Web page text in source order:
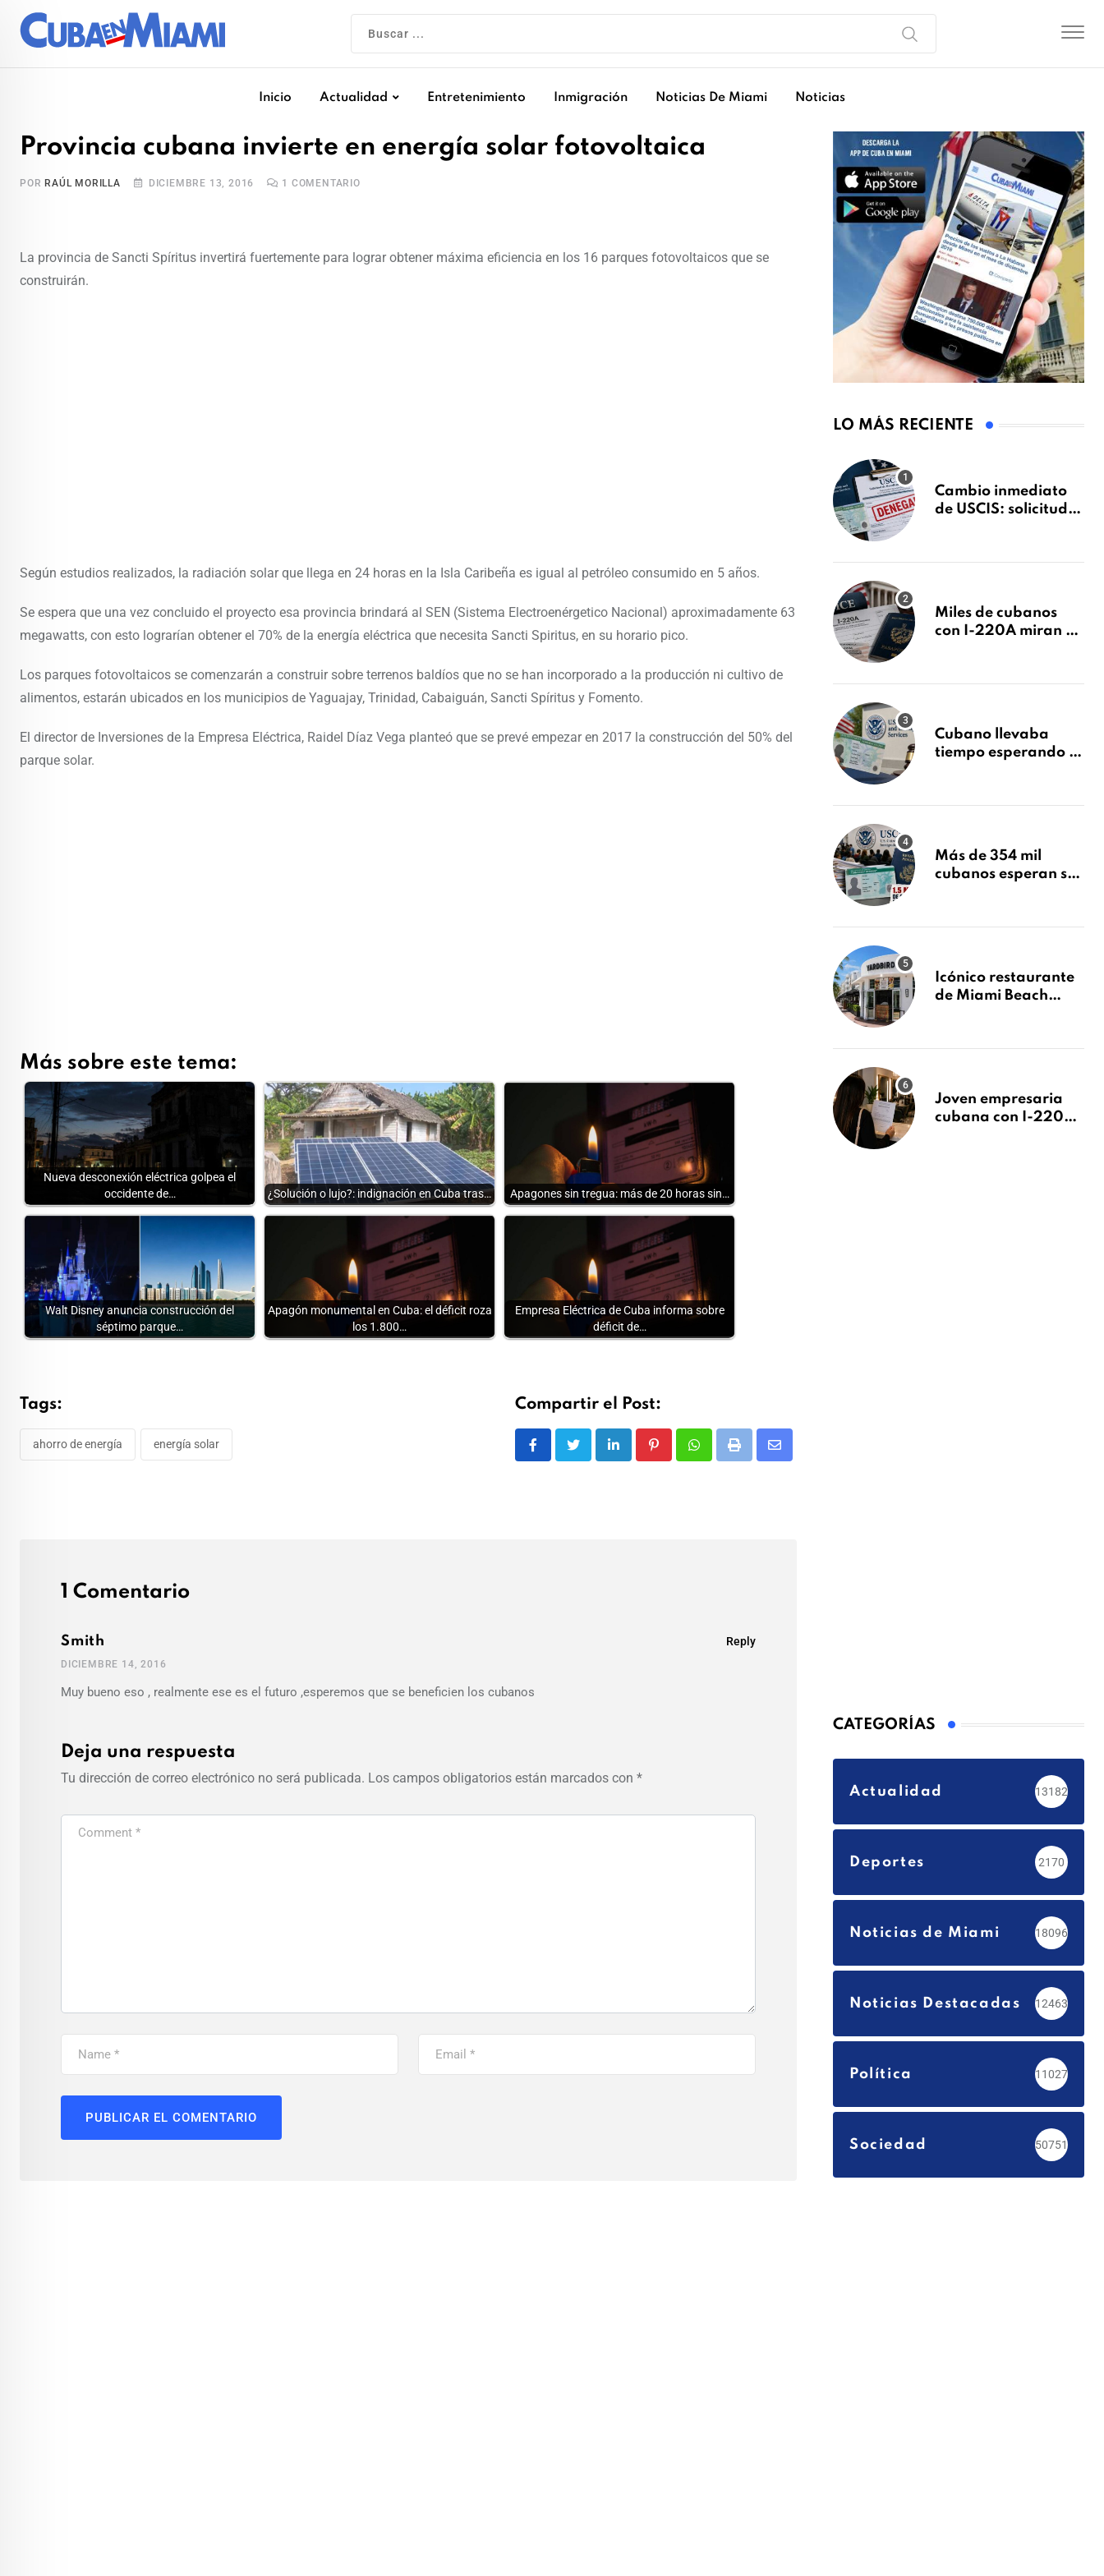
Inicio Actualidad Entretenimiento Inmigración Noticias De Miami Noticias
Provincia cubana invierte en energía solar fotovoltaica
POR RAÚL MORILLA DICIEMBRE 13, 2016 1 COMENTARIO
La provincia de Sancti Spíritus invertirá fuertemente para lograr obtener máxima eficiencia en los 16 parques fotovoltaicos que se
construirán.
Según estudios realizados, la radiación solar que llega en 24 horas en la Isla Caribeña es igual al petróleo consumido en 5 años.
Se espera que una vez concluido el proyecto esa provincia brindará al SEN (Sistema Electroenérgetico Nacional) aproximadamente 63
megawatts, con esto lograrían obtener el 70% de la energía eléctrica que necesita Sancti Spiritus, en su horario pico.
Los parques fotovoltaicos se comenzarán a construir sobre terrenos baldíos que no se han incorporado a la producción ni cultivo de
alimentos, estarán ubicados en los municipios de Yaguajay, Trinidad, Cabaiguán, Sancti Spíritus y Fomento.
El director de Inversiones de la Empresa Eléctrica, Raidel Díaz Vega planteó que se prevé empezar en 2017 la construcción del 50% del
parque solar.
Más sobre este tema:
Nueva desconexión eléctrica golpea el
occidente de…
¿Solución o lujo?: indignación en Cuba tras… Apagones sin tregua: más de 20 horas sin…
Walt Disney anuncia construcción del
séptimo parque…
Apagón monumental en Cuba: el déficit roza
los 1.800…
Empresa Eléctrica de Cuba informa sobre
déficit de…
Tags:
ahorro de energía energía solar
Compartir el Post:
LinkedIn PinterestWhatsapp
Print
Share
1 Comentario
Reply
Smith
DICIEMBRE 14, 2016
Muy bueno eso , realmente ese es el futuro ,esperemos que se beneficien los cubanos
Deja una respuesta
Tu dirección de correo electrónico no será publicada. Los campos obligatorios están marcados con *
LO MÁS RECIENTE
Cambio inmediato
de USCIS: solicitudes
sin previo aviso
Miles de cubanos
con I-220A miran al
decidirse en una
Cubano llevaba
tiempo esperando su
tras Writ of
Más de 354 mil
cubanos esperan su
millones de
Icónico restaurante
de Miami Beach
después de 15 años
Joven empresaria
cubana con I-220A
CATEGORÍAS
Actualidad 13182
Deportes 2170
Noticias de Miami 18096
Noticias Destacadas 12463
Política 11027
Sociedad 50751